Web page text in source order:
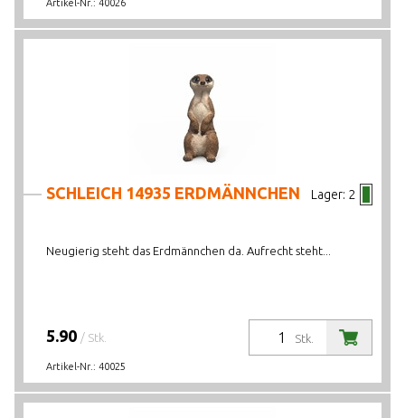
Artikel-Nr.: 40026
Lager: 2
SCHLEICH 14935 ERDMÄNNCHEN
Neugierig steht das Erdmännchen da. Aufrecht steht...
Stk.
5.90 / Stk.
Artikel-Nr.: 40025